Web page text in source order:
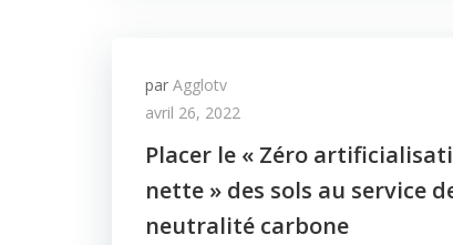
par Agglotv
avril 26, 2022
Placer le « Zéro
nette »​ des sols au service
neutralité carbone